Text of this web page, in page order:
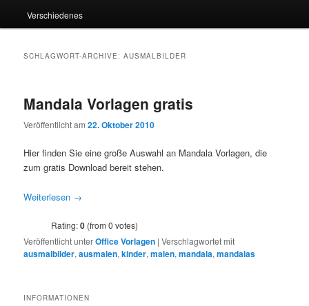
Verschiedenes
SCHLAGWORT-ARCHIVE:AUSMALBILDER
Mandala Vorlagen gratis
Veröffentlicht am22. Oktober 2010
Hier finden Sie eine große Auswahl an Mandala Vorlagen, die
zum gratis Download bereit stehen.
Weiterlesen →
Rating:0 (from 0 votes)
Veröffentlicht unterOffice Vorlagen |Verschlagwortet mit
ausmalbilder,ausmalen,kinder,malen,mandala,mandalas
INFORMATIONEN